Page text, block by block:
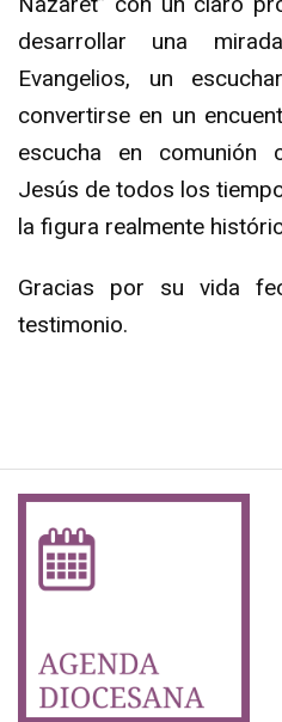
desarrollar una
Evangelios, un
convertirse en un
escucha en comunión
Jesús de todos los
la figura realmente
Gracias por su vida
testimonio.